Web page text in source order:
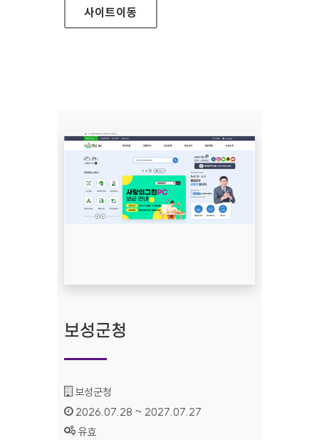
사이트이동
보성군청
기관명 :
보성군청
인증기간 :
2026.07.28 ~ 2027.07.27
상태 :
유효